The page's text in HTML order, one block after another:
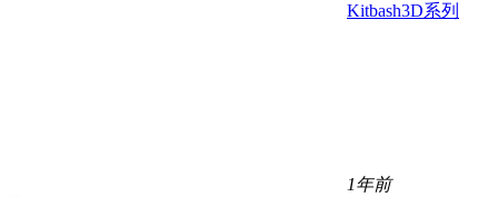
Kitbash3D系列
1年前